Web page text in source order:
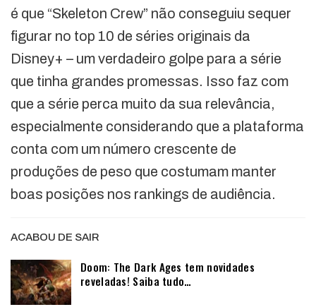
é que “Skeleton Crew” não conseguiu sequer
figurar no top 10 de séries originais da
Disney+ – um verdadeiro golpe para a série
que tinha grandes promessas. Isso faz com
que a série perca muito da sua relevância,
especialmente considerando que a plataforma
conta com um número crescente de
produções de peso que costumam manter
boas posições nos rankings de audiência.
ACABOU DE SAIR
Doom: The Dark Ages tem novidades
reveladas! Saiba tudo…